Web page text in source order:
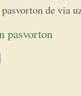
de via
pasvorton